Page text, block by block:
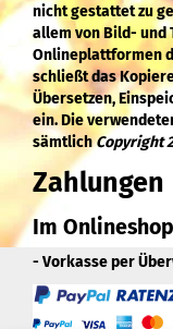
nicht gestattet zu
allem von Bild-
Onlineplattformen
schließt das
Übersetzen,
ein. Die
sämtlichCopyright
Zahlungen
Im Onlineshop
- Vorkasse per